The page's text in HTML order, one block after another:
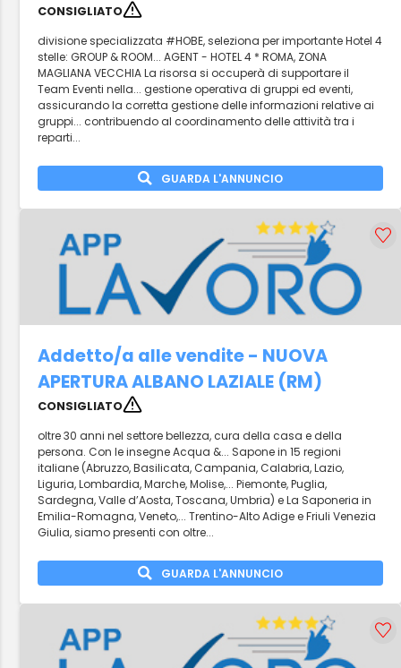
CONSIGLIATO
divisione specializzata #HOBE, seleziona per importante Hotel 4
stelle: GROUP & ROOM... AGENT - HOTEL 4 * ROMA, ZONA
MAGLIANA VECCHIA La risorsa si occuperà di supportare il
Team Eventi nella... gestione operativa di gruppi ed eventi,
assicurando la corretta gestione delle informazioni relative ai
gruppi... contribuendo al coordinamento delle attività tra i
reparti...
GUARDA L'ANNUNCIO
Addetto/a alle vendite - NUOVA
APERTURA ALBANO LAZIALE (RM)
CONSIGLIATO
oltre 30 anni nel settore bellezza, cura della casa e della
persona. Con le insegne Acqua &... Sapone in 15 regioni
italiane (Abruzzo, Basilicata, Campania, Calabria, Lazio,
Liguria, Lombardia, Marche, Molise,... Piemonte, Puglia,
Sardegna, Valle d’Aosta, Toscana, Umbria) e La Saponeria in
Emilia-Romagna, Veneto,... Trentino-Alto Adige e Friuli Venezia
Giulia, siamo presenti con oltre...
GUARDA L'ANNUNCIO